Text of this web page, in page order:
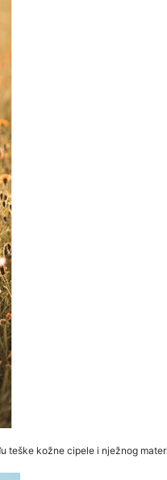
teške kožne cipele i nježnog